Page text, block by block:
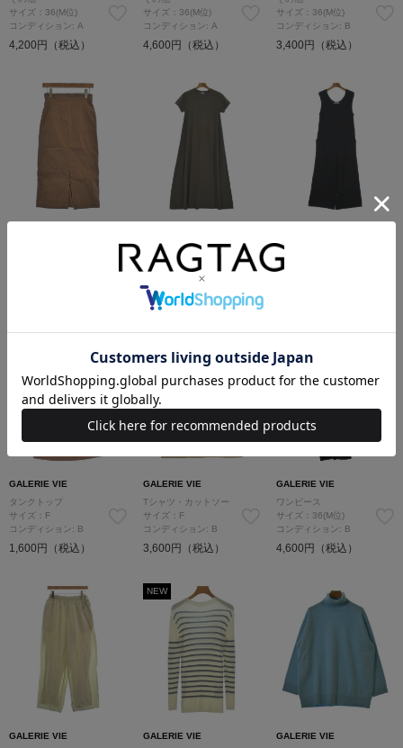
サイズ：36(M位)
コンディション: A
4,200円（税込）
サイズ：36(M位)
コンディション: A
4,600円（税込）
サイズ：36(M位)
コンディション: B
3,400円（税込）
ワンピース
サイズ：36(M位)
コンディション: B
4,600円（税込）
オールインワン/サロペット
サイズ：36(M位)
GALERIE VIE
タンクトップ
サイズ：F
コンディション: B
1,600円（税込）
GALERIE VIE
Tシャツ・カットソー
サイズ：F
コンディション: B
3,600円（税込）
GALERIE VIE
ワンピース
サイズ：36(M位)
コンディション: B
4,600円（税込）
GALERIE VIE
NEW
GALERIE VIE
GALERIE VIE